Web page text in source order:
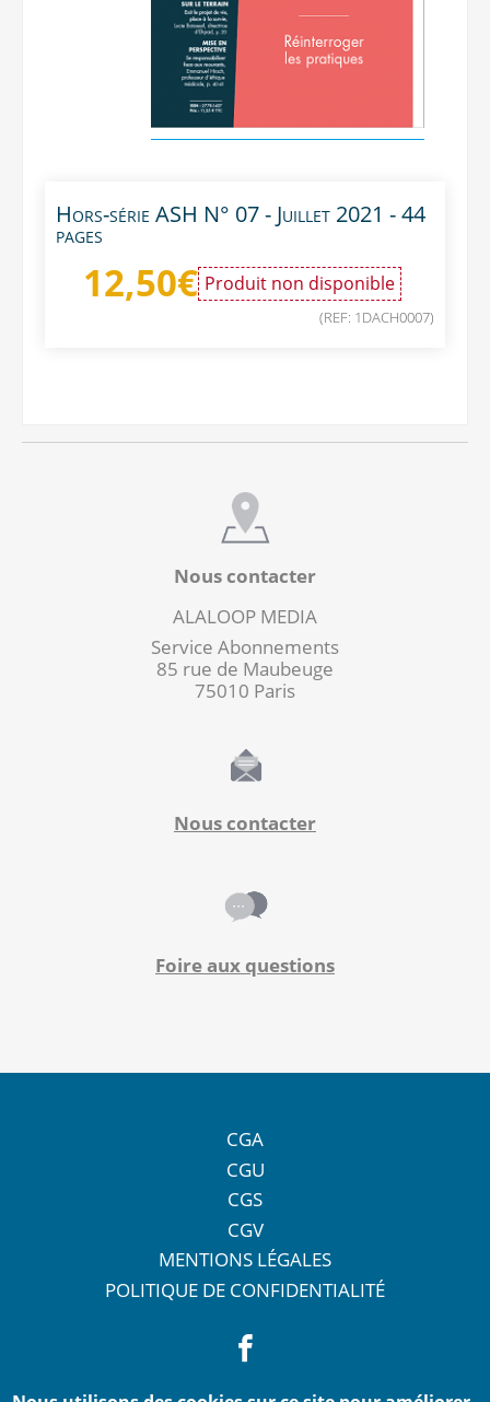
Hors-série ASH N° 07 - Juillet 2021 - 44
pages
12,50€ Produit non disponible
(REF: 1DACH0007)
Nous contacter
ALALOOP MEDIA
Service Abonnements
85 rue de Maubeuge
75010 Paris
Nous contacter
Foire aux questions
CGA
CGU
CGS
CGV
MENTIONS LÉGALES
POLITIQUE DE CONFIDENTIALITÉ